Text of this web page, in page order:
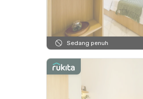
Sedang penuh